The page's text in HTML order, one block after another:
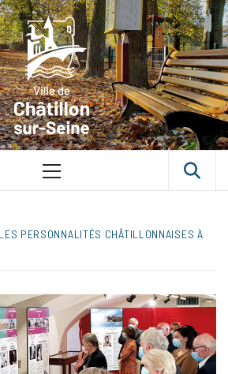
VILLE
SUR-SEINE
PARC
Primary
LES PERSONNALITÉS CHÂTILLONNAISES À